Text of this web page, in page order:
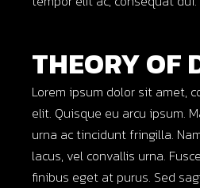
THEORY OF
Lorem ipsum dolor sit amet,
elit. Quisque eu arcu ipsum.
urna ac tincidunt fringilla.
lacus, vel convallis urna.
finibus eget at purus. Sed